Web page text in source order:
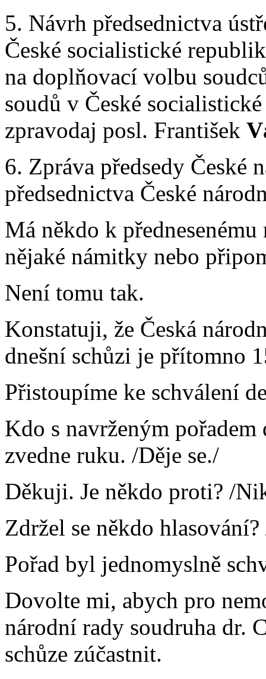
5. Návrh předsednictva
České socialistické
na doplňovací volbu
soudů v České
zpravodaj posl. František
6. Zpráva předsedy České
předsednictva České
Má někdo k
nějaké námitky nebo
Není tomu tak.
Konstatuji, že Česká
dnešní schůzi je přítomno
Přistoupíme ke schválení
Kdo s navrženým
zvedne ruku. /Děje se./
Děkuji. Je někdo proti? /
Zdržel se někdo
Pořad byl jednomyslně
Dovolte mi, abych pro
národní rady soudruha dr.
schůze zúčastnit.